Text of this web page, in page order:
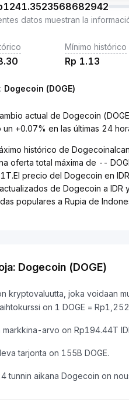
1241.3523568682942
datos muestran la
Mínimo histórico
Rp 1.13
: Dogecoin (DOGE)
actual de Dogecoin
un +0.07% en las últimas 24
histórico de
oferta total máxima de --
precio del Dogecoin en
de Dogecoin a IDR
populares a Rupia de
Dogecoin (DOGE)
kryptovaluutta, joka voidaan
on 1 DOGE =
arvo on Rp194.44T
tarjonta on 155B DOGE.
tunnin aikana Dogecoin on